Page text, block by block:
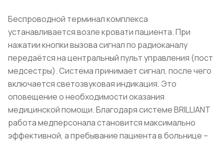
Беспроводной терминал комплекса
устанавливается возле кровати пациента. При
нажатии кнопки вызова сигнал по радиоканалу
передаётся на центральный пульт управления (пост
медсестры). Система принимает сигнал, после чего
включается светозвуковая индикация. Это
оповещение о необходимости оказания
медицинской помощи. Благодаря системе BRILLIANT
работа медперсонала становится максимально
эффективной, а пребывание пациента в больнице –